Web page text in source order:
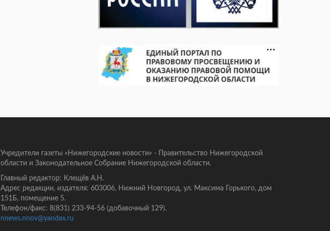
Учредители газеты «Нижегородские новости» - Правительство Нижегородской
области и Законодательное Собрание Нижегородской области.
Главный редактор: Клещёв А.Н.
Адрес редакции, издателя: 603006, Нижний Новгород, ул. Максима Горького, дом
151Б, помещение 5.
Телефон/факс: 8(831) 233-94-56 (добавочный 129).
nnews.nnov@yandex.ru